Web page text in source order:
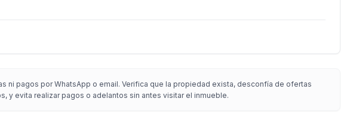
ni pagos por WhatsApp o email. Verifica que la propiedad exista, desconfía de ofertas
y evita realizar pagos o adelantos sin antes visitar el inmueble.